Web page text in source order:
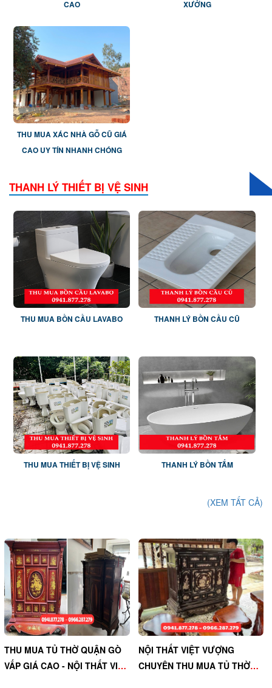
CAO XƯỞNG
THU MUA XÁC NHÀ GỖ CŨ GIÁ
CAO UY TÍN NHANH CHÓNG
THANH LÝ THIẾT BỊ VỆ SINH
THU MUA BỒN CẦU LAVABO THANH LÝ BỒN CẦU CŨ
THU MUA THIẾT BỊ VỆ SINH THANH LÝ BỒN TẮM
(XEM TẤT CẢ)
THU MUA TỦ THỜ QUẬN GÒ
VẤP GIÁ CAO - NỘI THẤT VIỆT
NỘI THẤT VIỆT VƯỢNG
CHUYÊN THU MUA TỦ THỜ